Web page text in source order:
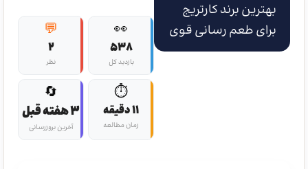
بهترین برند کارتریج
برای طعم رسانی قوی
👀
538
بازدید کل
💬
2
نظر
⏱️
11 دقیقه
زمان مطالعه
🔄
3 هفته قبل
آخرین بروزرسانی